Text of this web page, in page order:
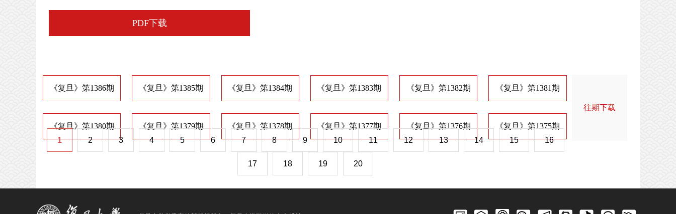
PDF下载
《复旦》第1386期 《复旦》第1385期 《复旦》第1384期 《复旦》第1383期 《复旦》第1382期 《复旦》第1381期
《复旦》第1380期 《复旦》第1379期 《复旦》第1378期 《复旦》第1377期 《复旦》第1376期 《复旦》第1375期
1
2 3 4 5 6 7 8 9 10 11 12 13 14 15 16
17 18 19 20
往期下载